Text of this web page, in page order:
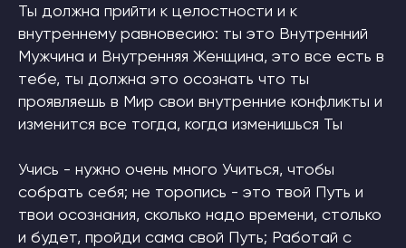
Ты должна прийти к целостности и к
внутреннему равновесию: ты это Внутренний
Мужчина и Внутренняя Женщина, это все есть в
тебе, ты должна это осознать что ты
проявляешь в Мир свои внутренние конфликты и
изменится все тогда, когда изменишься Ты
Учись - нужно очень много Учиться, чтобы
собрать себя; не торопись - это твой Путь и
твои осознания, сколько надо времени, столько
и будет, пройди сама свой Путь; Работай с